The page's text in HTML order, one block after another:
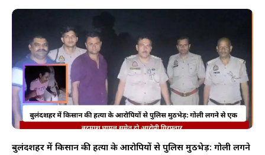
बुलंदशहर में किसान की हत्या के आरोपियों से पुलिस मुठभेड़: गोली लगने